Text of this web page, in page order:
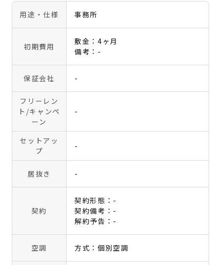
用途・仕様 事務所
初期費用
敷金：4ヶ月
備考：-
保証会社 -
フリーレン
ト /キャンペ
ーン
-
セットアッ
プ
-
居抜き -
契約
契約形態：-
契約備考：-
解約予告：-
空調 方式：個別空調